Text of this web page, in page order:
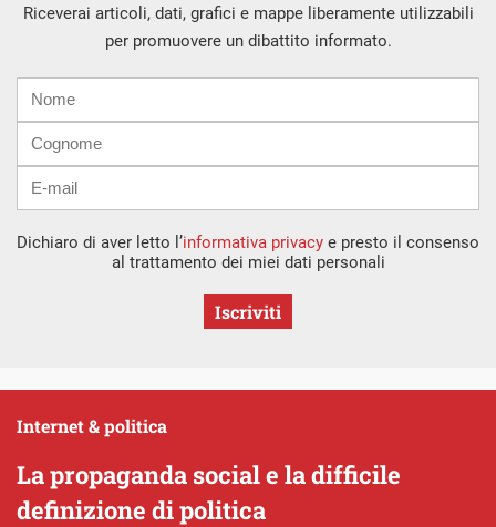
Riceverai articoli, dati, grafici e mappe liberamente utilizzabili
per promuovere un dibattito informato.
mail
Dichiaro di aver letto l’informativa privacy e presto il consenso
al trattamento dei miei dati personali
Iscriviti
La propaganda social e la difficile
definizione di politica
Internet & politica